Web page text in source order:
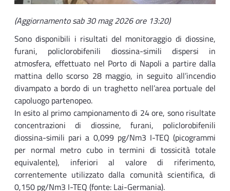
(Aggiornamento sab 30 mag 2026 ore 13:20)
Sono disponibili i risultati del monitoraggio di diossine,
furani, policlorobifenili diossina-simili dispersi in
atmosfera, effettuato nel Porto di Napoli a partire dalla
mattina dello scorso 28 maggio, in seguito all’incendio
divampato a bordo di un traghetto nell’area portuale del
capoluogo partenopeo.
In esito al primo campionamento di 24 ore, sono risultate
concentrazioni di diossine, furani, policlorobifenili
diossina-simili pari a 0,099 pg/Nm3 I-TEQ (picogrammi
per normal metro cubo in termini di tossicità totale
equivalente), inferiori al valore di riferimento,
correntemente utilizzato dalla comunità scientifica, di
0,150 pg/Nm3 I-TEQ (fonte: Lai-Germania).